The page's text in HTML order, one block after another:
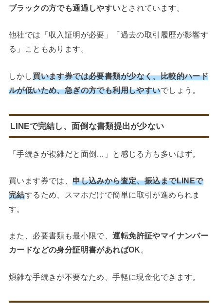
ブラックの方でも通過しやすいとされています。
他社では「収入証明が必要」「過去の取引履歴が影響す
る」こともあります。
しかし買います券では必要書類が少なく、比較的ハード
ルが低いため、急ぎの方でも利用しやすいでしょう。
LINEで完結し、面倒な書類提出が少ない
「手続きが複雑だと面倒…」と感じる方も多いはず。
買います券では、申し込みから査定、振込までLINEで
完結するため、スマホだけで簡単に取引が進められま
す。
また、必要書類も最小限で、運転免許証やマイナンバー
カードなどの身分証明書があればOK 。
煩雑な手続きが不要なため、手軽に現金化できます。